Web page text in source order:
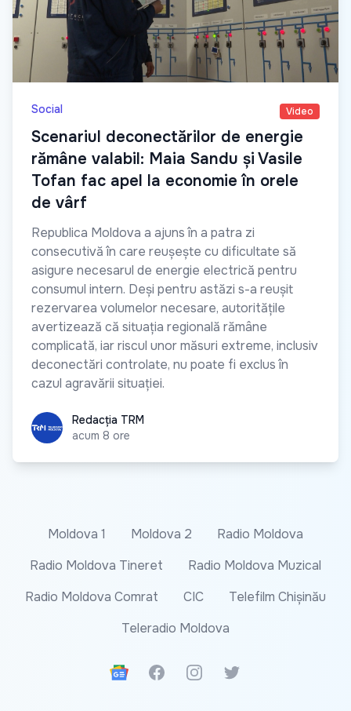
Social Video
Scenariul deconectărilor de energie
rămâne valabil: Maia Sandu și Vasile
Tofan fac apel la economie în orele
de vârf
Republica Moldova a ajuns în a patra zi
consecutivă în care reușește cu dificultate să
asigure necesarul de energie electrică pentru
consumul intern. Deși pentru astăzi s-a reușit
rezervarea volumelor necesare, autoritățile
avertizează că situația regională rămâne
complicată, iar riscul unor măsuri extreme, inclusiv
deconectări controlate, nu poate fi exclus în
cazul agravării situației.
Redacția TRM
Redacția TRM
acum 8 ore
Moldova 1 Moldova 2
Radio Moldova
Radio Moldova Tineret
Radio Moldova Muzical
Radio Moldova Comrat
CIC
Telefilm Chișinău
Teleradio Moldova
Google News
FacebookInstagramTwitter